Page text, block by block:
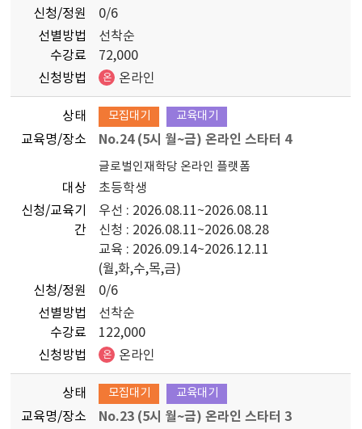
신청/정원
0/6
선별방법
수강료
선착순
72,000
신청방법
온 온라인
상태 모집대기 교육대기
교육명/장소 No.24 (5시 월~금) 온라인 스타터 4
글로벌인재학당 온라인 플랫폼
대상
초등학생
신청/교육기
간
우선 : 2026.08.11~2026.08.11
신청 : 2026.08.11~2026.08.28
교육 : 2026.09.14~2026.12.11
(월,화,수,목,금)
신청/정원
0/6
선별방법
수강료
선착순
122,000
신청방법
온 온라인
상태 모집대기 교육대기
교육명/장소 No.23 (5시 월~금) 온라인 스타터 3